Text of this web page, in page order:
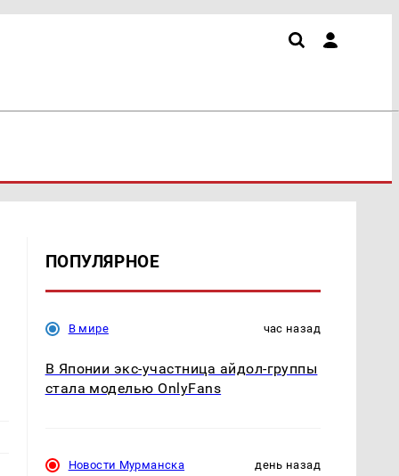
ПОПУЛЯРНОЕ
В мире час назад
В Японии экс-участница айдол-группы
стала моделью OnlyFans
Новости Мурманска день назад